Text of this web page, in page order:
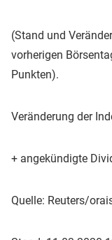
(Stand und
vorherigen
Punkten).
Veränderung der
+ angekündigte
Quelle: Reuters/